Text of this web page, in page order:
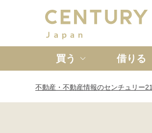
買う
新築一戸建て
借りる
不動産・不動産情報のセンチュリー21